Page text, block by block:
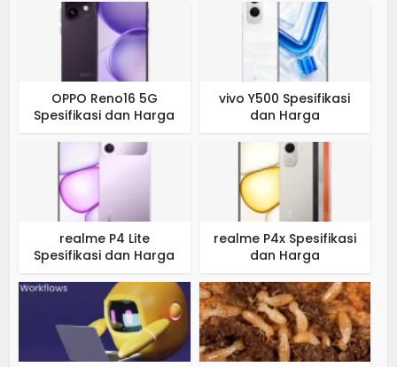
OPPO Reno16 5G
Spesifikasi dan Harga
vivo Y500 Spesifikasi
dan Harga
realme P4 Lite
Spesifikasi dan Harga
realme P4x Spesifikasi
dan Harga